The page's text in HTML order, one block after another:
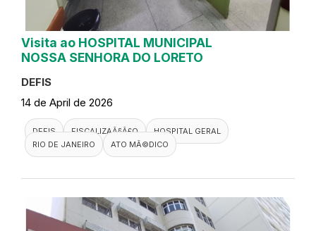
Visita ao HOSPITAL MUNICIPAL
NOSSA SENHORA DO LORETO
DEFIS
14 de April de 2026
DEFIS FISCALIZAÃ§Ã£O
HOSPITAL GERAL
RIO DE JANEIRO
ATO MÃ©DICO